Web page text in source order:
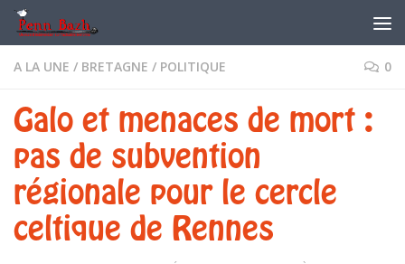
Skip to content
A LA UNE / BRETAGNE / POLITIQUE 0
Galo et menaces de mort :
pas de subvention
régionale pour le cercle
celtique de Rennes